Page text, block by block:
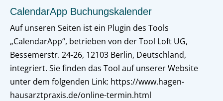
CalendarApp Buchungskalender
Auf unseren Seiten ist ein Plugin des Tools
„CalendarApp“, betrieben von der Tool Loft UG,
Bessemerstr. 24-26, 12103 Berlin, Deutschland,
integriert. Sie finden das Tool auf unserer Website
unter dem folgenden Link: https://www.hagen-
hausarztpraxis.de/online-termin.html